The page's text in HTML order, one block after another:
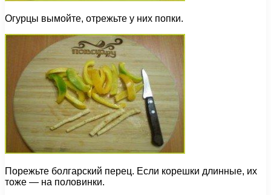
Огурцы вымойте, отрежьте у них попки.
Порежьте болгарский перец. Если корешки длинные, их
тоже — на половинки.